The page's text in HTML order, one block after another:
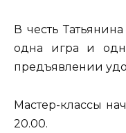
В честь
одна игра и
предъявлении
Мастер-классы
20.00.